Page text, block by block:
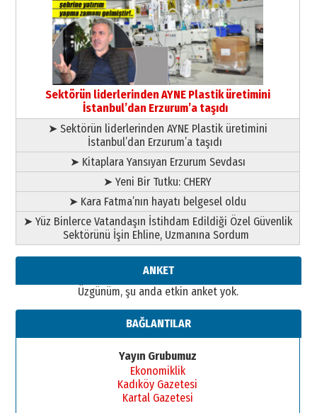
Ardında bıraktığı hatıralarıyla
gönül adamı Faruk Terzioğlu!
13 Mayıs 2026 Çarşamba
Esat BİNDESEN
Başkan Sekmen’den Erzurum’a
bir vizyon proje daha!
02 Ağustos 2026 Pazar
Sektörün liderlerinden AYNE Plastik üretimini
İstanbul’dan Erzurum’a taşıdı
➤ Sektörün liderlerinden AYNE Plastik üretimini
İstanbul’dan Erzurum’a taşıdı
➤ Kitaplara Yansıyan Erzurum Sevdası
➤ Yeni Bir Tutku: CHERY
➤ Kara Fatma’nın hayatı belgesel oldu
➤ Yüz Binlerce Vatandaşın İstihdam Edildiği Özel Güvenlik
Sektörünü İşin Ehline, Uzmanına Sordum
ANKET
Üzgünüm, şu anda etkin anket yok.
BAĞLANTILAR
Yayın Grubumuz
Ekonomiklik
Kadıköy Gazetesi
Kartal Gazetesi